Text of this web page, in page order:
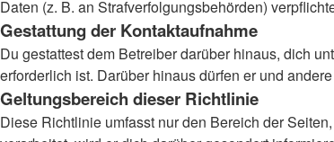
Daten (z. B. an Strafverfolgungsbehörden)
Gestattung der Kontaktaufnahme
Du gestattest dem Betreiber darüber hinaus, dich
erforderlich ist. Darüber hinaus dürfen er und
Geltungsbereich dieser Richtlinie
Diese Richtlinie umfasst nur den Bereich der